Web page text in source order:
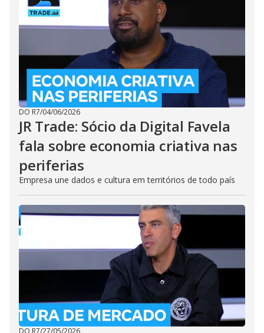
DO R7/04/06/2026
JR Trade: Sócio da Digital Favela
fala sobre economia criativa nas
periferias
Empresa une dados e cultura em territórios de todo país
DO R7/27/05/2026